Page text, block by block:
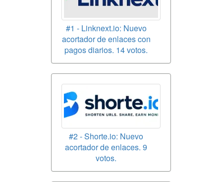
#1 - Linknext.io: Nuevo
acortador de enlaces con
pagos diarios. 14 votos.
#2 - Shorte.io: Nuevo
acortador de enlaces. 9
votos.